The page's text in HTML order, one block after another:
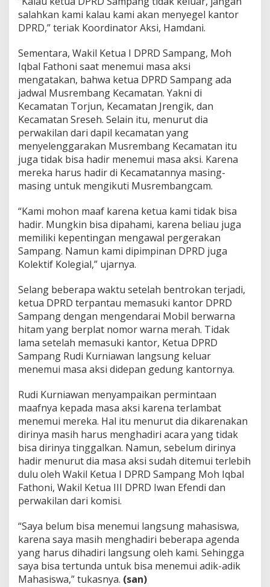
salahkan kami kalau kami akan menyegel kantor
DPRD,” teriak Koordinator Aksi, Hamdani.
Sementara, Wakil Ketua I DPRD Sampang, Moh
Iqbal Fathoni saat menemui masa aksi
mengatakan, bahwa ketua DPRD Sampang ada
jadwal Musrembang Kecamatan. Yakni di
Kecamatan Torjun, Kecamatan Jrengik, dan
Kecamatan Sreseh. Selain itu, menurut dia
perwakilan dari dapil kecamatan yang
menyelenggarakan Musrembang Kecamatan itu
juga tidak bisa hadir menemui masa aksi. Karena
mereka harus hadir di Kecamatannya masing-
masing untuk mengikuti Musrembangcam.
“Kami mohon maaf karena ketua kami tidak bisa
hadir. Mungkin bisa dipahami, karena beliau juga
memiliki kepentingan mengawal pergerakan
Sampang. Namun kami dipimpinan DPRD juga
Kolektif Kolegial,” ujarnya.
Selang beberapa waktu setelah bentrokan terjadi,
ketua DPRD terpantau memasuki kantor DPRD
Sampang dengan mengendarai Mobil berwarna
hitam yang berplat nomor warna merah. Tidak
lama setelah memasuki kantor, Ketua DPRD
Sampang Rudi Kurniawan langsung keluar
menemui masa aksi didepan gedung kantornya.
Rudi Kurniawan menyampaikan permintaan
maafnya kepada masa aksi karena terlambat
menemui mereka. Hal itu menurut dia dikarenakan
dirinya masih harus menghadiri acara yang tidak
bisa dirinya tinggalkan. Namun, sebelum dirinya
hadir menurut dia masa aksi sudah ditemui terlebih
dulu oleh Wakil Ketua I DPRD Sampang Moh Iqbal
Fathoni, Wakil Ketua III DPRD Iwan Efendi dan
perwakilan dari komisi.
“Saya belum bisa menemui langsung mahasiswa,
karena saya masih menghadiri beberapa agenda
yang harus dihadiri langsung oleh kami. Sehingga
saya bisa tertunda untuk bisa menemui adik-adik
Mahasiswa,” tukasnya. (san)